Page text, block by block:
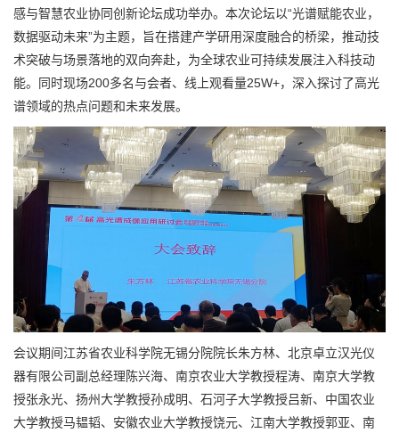
感与智慧农业协同创新论坛成功举办。本次论坛以“光谱赋能农业，
数据驱动未来”为主题，旨在搭建产学研用深度融合的桥梁，推动技
术突破与场景落地的双向奔赴，为全球农业可持续发展注入科技动
能。同时现场200多名与会者、线上观看量25W+，深入探讨了高光
谱领域的热点问题和未来发展。
会议期间江苏省农业科学院无锡分院院长朱方林、北京卓立汉光仪
器有限公司副总经理陈兴海、南京农业大学教授程涛、南京大学教
授张永光、扬州大学教授孙成明、石河子大学教授吕新、中国农业
大学教授马韫韬、安徽农业大学教授饶元、江南大学教授郭亚、南